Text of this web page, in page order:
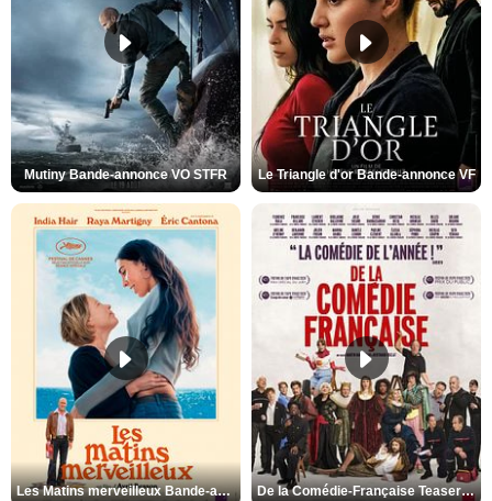
Mutiny Bande-annonce VO STFR Le Triangle d'or Bande-annonce VF
Les Matins merveilleux Bande-annonce VF De la Comédie-Française Teaser VF